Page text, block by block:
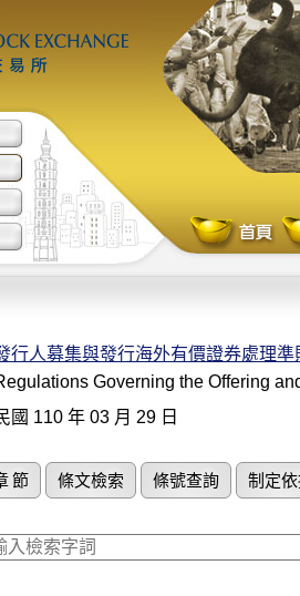
行人募集與發行海外有價證券處理準
Governing the Offering
國 110 年 03 月 29 日
節 條文檢索 條號查詢 制定依